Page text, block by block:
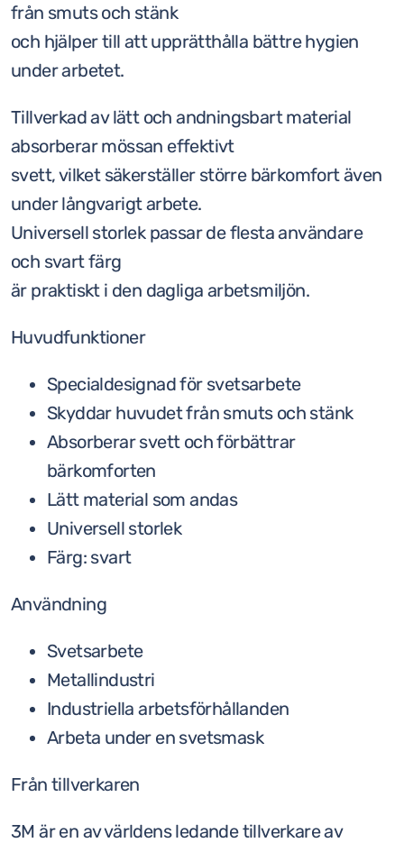
från smuts och stänk
och hjälper till att upprätthålla bättre hygien
under arbetet.
Tillverkad av lätt och andningsbart material
absorberar mössan effektivt
svett, vilket säkerställer större bärkomfort även
under långvarigt arbete.
Universell storlek passar de flesta användare
och svart färg
är praktiskt i den dagliga arbetsmiljön.
Huvudfunktioner
Specialdesignad för svetsarbete
Skyddar huvudet från smuts och stänk
Absorberar svett och förbättrar
bärkomforten
Lätt material som andas
Universell storlek
Färg: svart
Användning
Svetsarbete
Metallindustri
Industriella arbetsförhållanden
Arbeta under en svetsmask
Från tillverkaren
3M är en av världens ledande tillverkare av